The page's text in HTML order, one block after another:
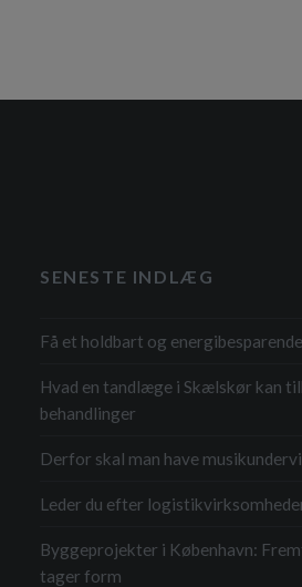
SENESTE INDLÆG
Få et holdbart og
Hvad en tandlæge i Skælskør kan
behandlinger
Derfor skal man have
Leder du efter
Byggeprojekter i København:
tager form